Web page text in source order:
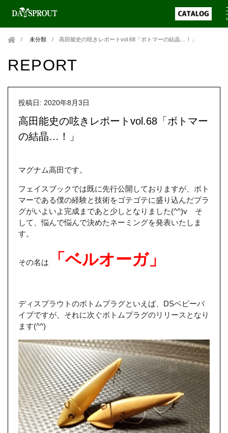
未分類 /高田能史の呟きレポートvol.68「ボトマーの結晶…！」
REPORT
投稿日: 2020年8月3日
高田能史の呟きレポートvol.68「ボトマー
の結晶…！」
マグナム高田です。
フェイスブックでは既に先行公開しておりますが、ボト
マーである僕の経験と技術をゴテゴテに盛り込んだプラ
グがいよいよ完成まであと少しとなりました(^^)v そ
して、悩んで悩んで決めたネーミングを発表いたしま
す。
その名は 「ベルオーガ」
ディスプラウトのボトムプラグといえば、DSベビーバ
イブですが、それに次ぐボトムプラグのリリースとなり
ます(^^)